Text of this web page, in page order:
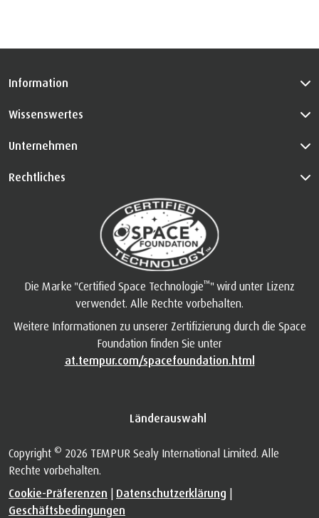
Information
Wissenswertes
Unternehmen
Rechtliches
Die Marke "Certified Space Technologie™" wird unter Lizenz
verwendet. Alle Rechte vorbehalten.
Weitere Informationen zu unserer Zertifizierung durch die Space
Foundation finden Sie unter
at.tempur.com/spacefoundation.html
Länderauswahl
Copyright © 2026 TEMPUR Sealy International Limited. Alle
Rechte vorbehalten.
Cookie-Präferenzen
Datenschutzerklärung
Geschäftsbedingungen